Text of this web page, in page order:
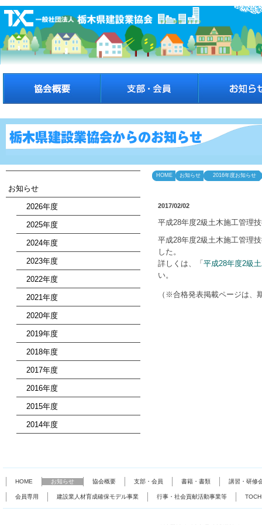
お知らせ
2026年度
2025年度
2024年度
2023年度
2022年度
2021年度
2020年度
2019年度
2018年度
2017年度
2016年度
2015年度
2014年度
HOME お知らせ 2016年度お知らせ
2017/02/02
平成28年度2級土木施工管理
平成28年度2級土木施工管理
した。
詳しくは、「 平成28年度2級
い。
（※合格発表掲載ページは、
HOME お知らせ 協会概要 支部・会員 書籍・書類 講習・研修
会員専用 建設業人材育成確保モデル事業 行事・社会貢献活動事業等